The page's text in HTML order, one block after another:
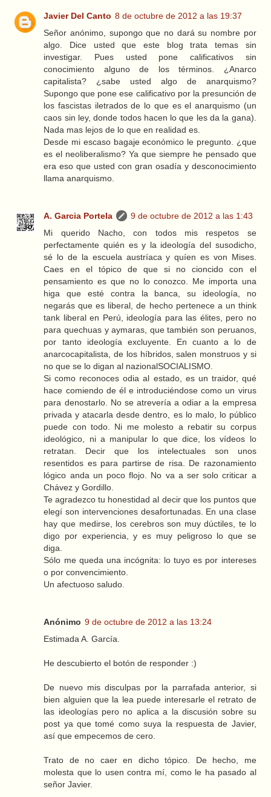
Javier Del Canto 8 de octubre de 2012 a las 19:37
Señor anónimo, supongo que no dará su nombre por
algo. Dice usted que este blog trata temas sin
investigar. Pues usted pone calificativos sin
conocimiento alguno de los términos. ¿Anarco
capitalista? ¿sabe usted algo de anarquismo?
Supongo que pone ese calificativo por la presunción de
los fascistas iletrados de lo que es el anarquismo (un
caos sin ley, donde todos hacen lo que les da la gana).
Nada mas lejos de lo que en realidad es.
Desde mi escaso bagaje económico le pregunto. ¿que
es el neoliberalismo? Ya que siempre he pensado que
era eso que usted con gran osadía y desconocimiento
llama anarquismo.
A. Garcia Portela
9 de octubre de 2012 a las 1:43
Mi querido Nacho, con todos mis respetos se
perfectamente quién es y la ideología del susodicho,
sé lo de la escuela austríaca y quíen es von Mises.
Caes en el tópico de que si no cioncido con el
pensamiento es que no lo conozco. Me importa una
higa que esté contra la banca, su ideología, no
negarás que es liberal, de hecho pertenece a un think
tank liberal en Perú, ideología para las élites, pero no
para quechuas y aymaras, que también son peruanos,
por tanto ideología excluyente. En cuanto a lo de
anarcocapitalista, de los híbridos, salen monstruos y si
no que se lo digan al nazionalSOCIALISMO.
Si como reconoces odia al estado, es un traidor, qué
hace comiendo de él e introduciéndose como un virus
para denostarlo. No se atrevería a odiar a la empresa
privada y atacarla desde dentro, es lo malo, lo público
puede con todo. Ni me molesto a rebatir su corpus
ideológico, ni a manipular lo que dice, los vídeos lo
retratan. Decir que los intelectuales son unos
resentidos es para partirse de risa. De razonamiento
lógico anda un poco flojo. No va a ser solo criticar a
Chávez y Gordillo.
Te agradezco tu honestidad al decir que los puntos que
elegí son intervenciones desafortunadas. En una clase
hay que medirse, los cerebros son muy dúctiles, te lo
digo por experiencia, y es muy peligroso lo que se
diga.
Sólo me queda una incógnita: lo tuyo es por intereses
o por convencimiento.
Un afectuoso saludo.
Anónimo 9 de octubre de 2012 a las 13:24
Estimada A. García.
He descubierto el botón de responder :)
De nuevo mis disculpas por la parrafada anterior, si
bien alguien que la lea puede interesarle el retrato de
las ideologías pero no aplica a la discusión sobre su
post ya que tomé como suya la respuesta de Javier,
así que empecemos de cero.
Trato de no caer en dicho tópico. De hecho, me
molesta que lo usen contra mí, como le ha pasado al
señor Javier.